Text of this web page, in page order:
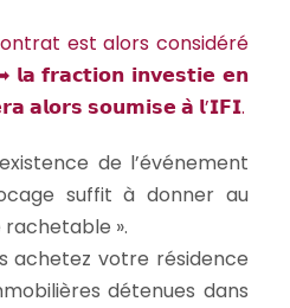
est alors considéré
𝗳𝗿𝗮𝗰𝘁𝗶𝗼𝗻 𝗶𝗻𝘃𝗲𝘀𝘁𝗶𝗲 𝗲𝗻
𝗮𝗹𝗼𝗿𝘀 𝘀𝗼𝘂𝗺𝗶𝘀𝗲 𝗮̀ 𝗹’𝗜𝗙𝗜.
de l’événement
suffit à donner au
».
achetez votre résidence
détenues dans